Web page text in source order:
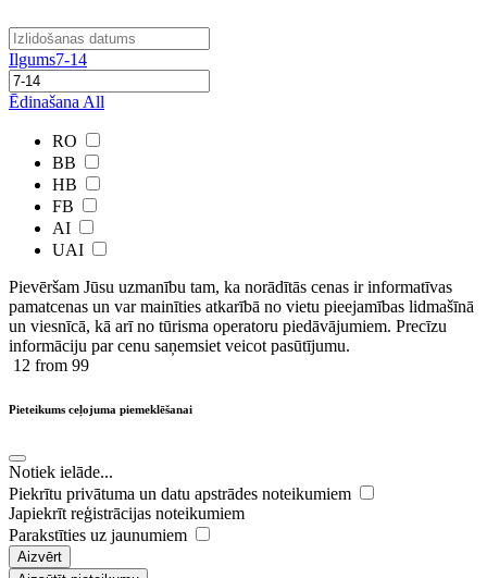
Ilgums7-14
Ēdinašana All
RO
BB
HB
FB
AI
UAI
Pievēršam Jūsu uzmanību tam, ka norādītās cenas ir ​informatīvas ​
pamatcenas un var mainīties atkarībā ​no ​vietu pieejamības lidmašīnā
un viesnīcā, kā arī no tūrisma operatoru piedāvājumiem. Precīzu
informāciju par cenu saņemsiet veicot pasūtījumu.
12 from 99
Pieteikums ceļojuma piemeklēšanai
Notiek ielāde...
Piekrītu privātuma un datu apstrādes noteikumiem
Japiekrīt reģistrācijas noteikumiem
Parakstīties uz jaunumiem
Aizvērt